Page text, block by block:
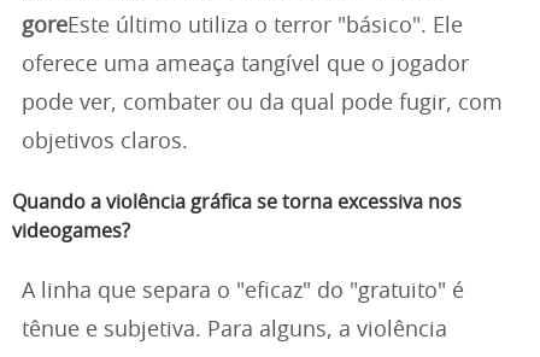
goreEste último utiliza o terror "básico". Ele
oferece uma ameaça tangível que o jogador
pode ver, combater ou da qual pode fugir, com
objetivos claros.
Quando a violência gráfica se torna excessiva nos
videogames?
A linha que separa o "eficaz" do "gratuito" é
tênue e subjetiva. Para alguns, a violência